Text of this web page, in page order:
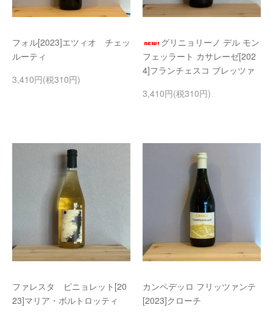
フォル[2023]エツィオ チェッ
ルーティ
3,410円(税310円)
グリニョリーノ デル モン
フェッラート カサレーゼ[202
4]フランチェスコ ブレッツァ
3,410円(税310円)
ファレスタ ピニョレット[20
23]マリア・ボルトロッティ
カンペデッロ フリッツァンテ
[2023]クローチ